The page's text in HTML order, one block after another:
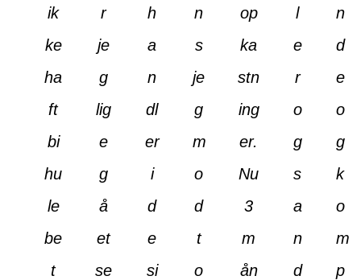
ik
ke
ha
ft
bi
hu
le
be
t
r
je
g
lig
e
g
å
et
se
h
a
n
dl
er
i
d
e
si
n
s
je
g
m
o
d
t
o
op
ka
stn
ing
er.
Nu
3
m
ån
l
e
r
o
g
s
a
n
d
n
d
e
o
g
k
o
m
p